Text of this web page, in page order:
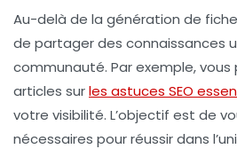
Au-delà de la génération de
de partager des connaissances
communauté. Par exemple,
articles surles astuces SEO
votre visibilité. L’objectif est de
nécessaires pour réussir dans